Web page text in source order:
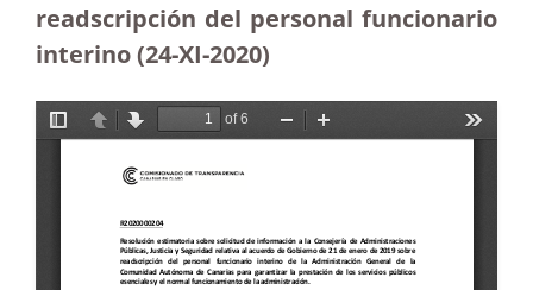
readscripción del personal funcionario
interino (24-XI-2020)